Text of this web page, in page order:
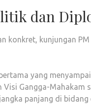
dan
konkret, kunjungan
yang
Gangga-Mahakam
panjang di